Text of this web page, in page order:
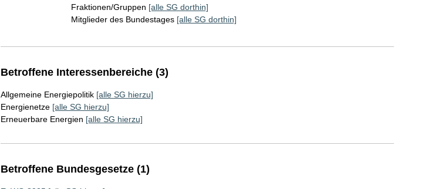
Fraktionen/Gruppen [alle SG dorthin]
Mitglieder des Bundestages [alle SG dorthin]
Betroffene Interessenbereiche (3)
Allgemeine Energiepolitik [alle SG hierzu]
Energienetze [alle SG hierzu]
Erneuerbare Energien [alle SG hierzu]
Betroffene Bundesgesetze (1)